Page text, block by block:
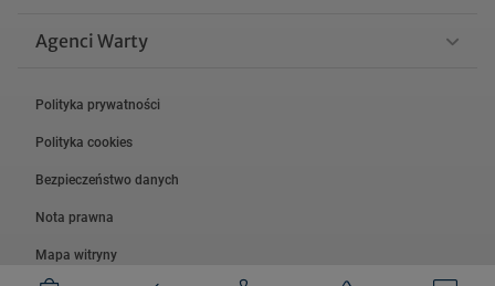
Agenci Warty
Polityka prywatności
Polityka cookies
Bezpieczeństwo danych
Nota prawna
Mapa witryny